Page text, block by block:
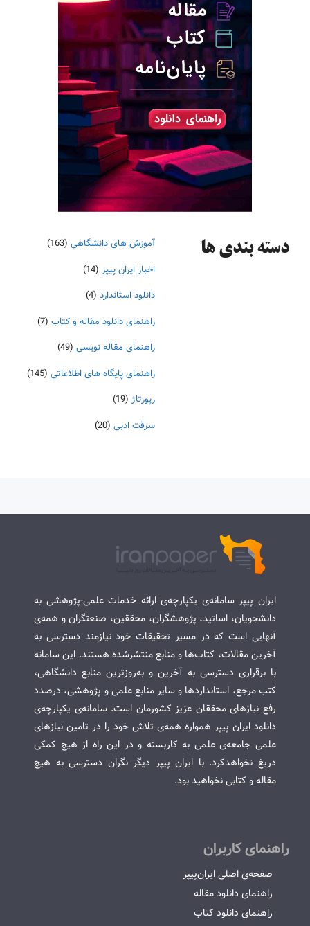
دسته‌ بندی ها آموزش های دانشگاهی (163)
اخبار ایران پیپر (14)
دانلود استاندارد (4)
راهنمای دانلود مقاله و کتاب (7)
راهنمای مقاله نویسی (49)
راهنمای پایگاه های اطلاعاتی (145)
رپورتاژ (19)
سرقت ادبی (20)
ایران پیپر سامانه‌ی یکپارچه‌ی ارائه خدمات علمی-پژوهشی به
دانشجویان، اساتید، پژوهشگران، محققین، صنعتگران و همه‌ی
آنهایی است که در مسیر تحقیقات خود نیازمند دسترسی به
آخرین مقالات، کتاب‌ها و منابع منتشرشده هستند. این سامانه
با برقراری دسترسی به آخرین و به‌روزترین منابع دانشگاهی،
کتب مرجع، استانداردها و سایر منابع علمی و پژوهشی، درصدد
رفع نیازهای محققان عزیز کشورمان است. سامانه‌ی یکپارچه‌ی
دانلود ایران پیپر همواره همه‌ی تلاش خود را در تامین نیازهای
علمی جامعه‌ی علمی به کاربسته و در این راه از هیچ کمکی
دریغ نخواهدکرد. با ایران پیپر دیگر نگران دسترسی به هیچ
مقاله و کتابی نخواهید بود.
راهنمای کاربران
صفحه‌ی اصلی ایران‌پیپر
راهنمای دانلود مقاله
راهنمای دانلود کتاب